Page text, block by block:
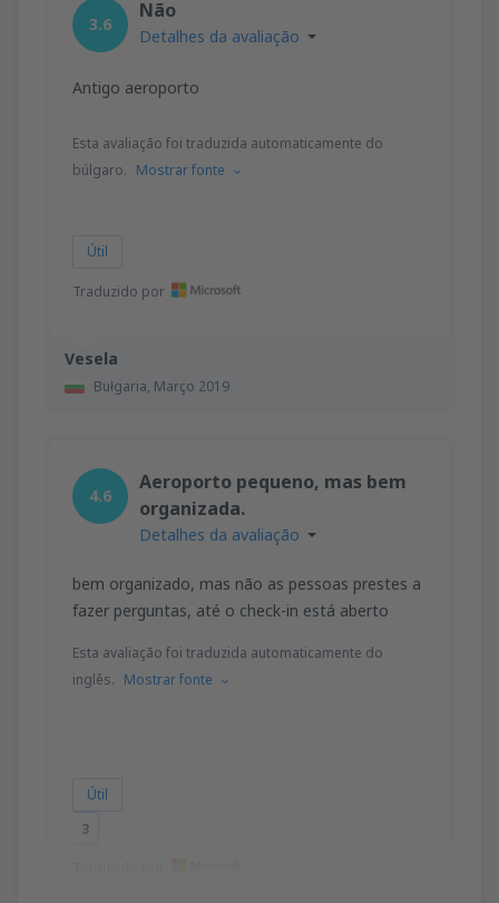
Vesela
Bułgaria, Março 2019
3.6
Não
Detalhes da avaliação
Antigo aeroporto
Esta avaliação foi traduzida automaticamente do
búlgaro. Mostrar fonte
Útil
Traduzido por
4.6
Aeroporto pequeno, mas bem
organizada.
Detalhes da avaliação
bem organizado, mas não as pessoas prestes a
fazer perguntas, até o check-in está aberto
Esta avaliação foi traduzida automaticamente do
inglês. Mostrar fonte
Útil
3